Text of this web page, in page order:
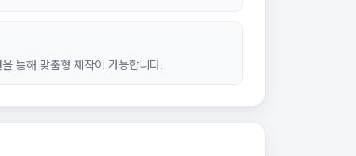
통해 맞춤형 제작이 가능합니다.